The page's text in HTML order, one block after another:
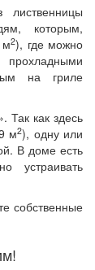
которым,
м2), где можно
прохладными
на гриле
Так как здесь
м2), одну или
В доме есть
устраивать
собственные